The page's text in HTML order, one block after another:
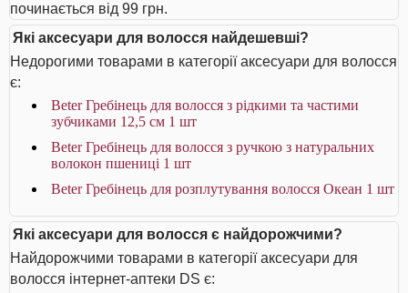
починається від 99 грн.
Які аксесуари для волосся найдешевші?
Недорогими товарами в категорії аксесуари для волосся
є:
Beter Гребінець для волосся з рідкими та частими
зубчиками 12,5 см 1 шт
Beter Гребінець для волосся з ручкою з натуральних
волокон пшениці 1 шт
Beter Гребінець для розплутування волосся Океан 1 шт
Які аксесуари для волосся є найдорожчими?
Найдорожчими товарами в категорії аксесуари для
волосся інтернет-аптеки DS є: